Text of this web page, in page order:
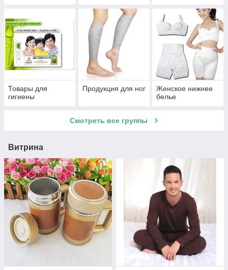
Товары для
гигиены
Продукция для ног
Женское нижнее
белье
Смотреть все группы
Витрина